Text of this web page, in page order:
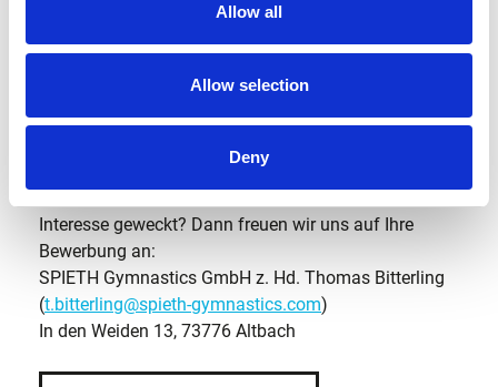
Allow all
Allow selection
Deny
manufakturartigen Produktionsunternehmen erwartet
Als stetig wachsendes Unternehmen bieten sich
Interesse geweckt? Dann freuen wir uns auf Ihre
Bewerbung an:
SPIETH Gymnastics GmbH z. Hd. Thomas Bitterling
(t.bitterling@spieth-gymnastics.com)
In den Weiden 13, 73776 Altbach